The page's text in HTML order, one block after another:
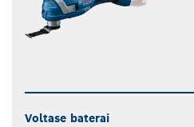
Voltase baterai